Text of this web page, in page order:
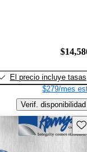
El precio incluye tasas
$279/mes
Verif. disponibilidad